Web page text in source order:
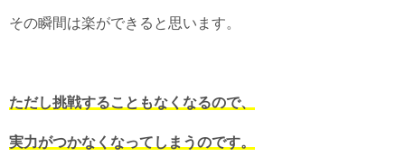
その瞬間は楽ができると思います。
ただし挑戦することもなくなるので、
実力がつかなくなってしまうのです。